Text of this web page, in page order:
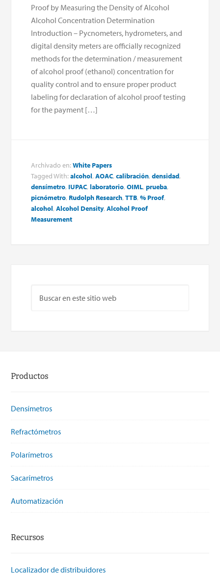
Proof by Measuring the Density of Alcohol
Alcohol Concentration Determination
Introduction – Pycnometers, hydrometers, and
digital density meters are officially recognized
methods for the determination / measurement
of alcohol proof (ethanol) concentration for
quality control and to ensure proper product
labeling for declaration of alcohol proof testing
for the payment […]
Archivado en:White Papers
Tagged With:alcohol,AOAC,calibración,densidad,
densímetro, IUPAC,laboratorio,OIML,prueba,
picnómetro, Rudolph Research,TTB,% Proof,
alcohol,Alcohol Density,Alcohol Proof
Measurement
Productos
Densímetros
Refractómetros
Polarímetros
Sacarímetros
Automatización
Recursos
Localizador de distribuidores